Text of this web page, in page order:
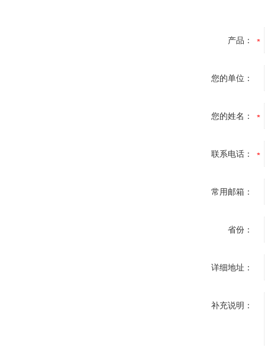
产品：
您的单位：
您的姓名：
联系电话：
常用邮箱：
省份：
详细地址：
补充说明：